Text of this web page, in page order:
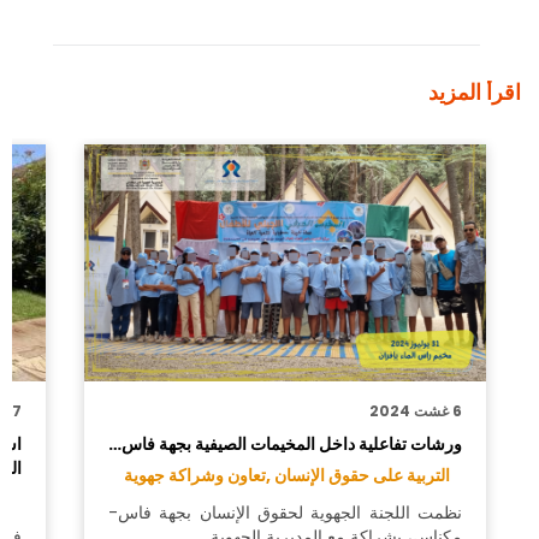
اقرأ المزيد
6 غشت 2024
ورشات تفاعلية داخل المخيمات الصيفية بجهة فاس…
التربية على حقوق الإنسان ,تعاون وشراكة جهوية
نظمت اللجنة الجهوية لحقوق الإنسان بجهة فاس-
7 يونيو 2024